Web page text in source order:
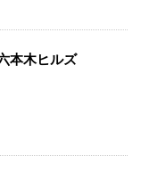
本木ヒルズ